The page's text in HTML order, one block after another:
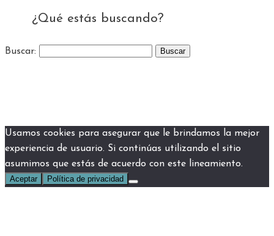
¿Qué estás buscando?
Buscar:
Usamos cookies para asegurar que le brindamos la mejor
experiencia de usuario. Si continúas utilizando el sitio
asumimos que estás de acuerdo con este lineamiento.
Aceptar Política de privacidad